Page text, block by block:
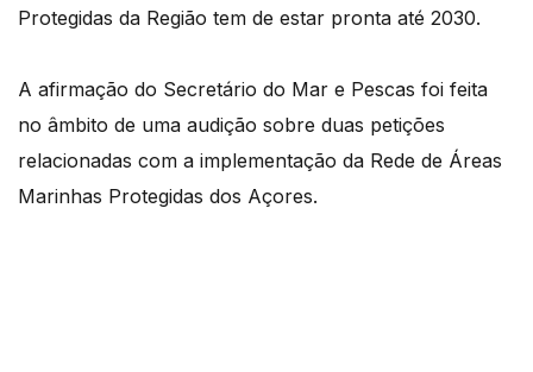
Protegidas da Região tem de estar pronta até 2030.
A afirmação do Secretário do Mar e Pescas foi feita
no âmbito de uma audição sobre duas petições
relacionadas com a implementação da Rede de Áreas
Marinhas Protegidas dos Açores.